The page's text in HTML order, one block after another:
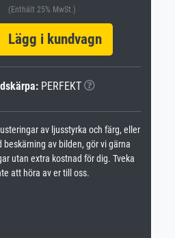
(Enthält 25% MwSt.)
i kundvagn
PERFEKT
av ljusstyrka och färg, eller
beskärning av bilden, gör vi gärna
utan extra kostnad för dig. Tveka
att höra av er till oss.